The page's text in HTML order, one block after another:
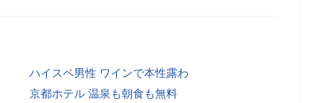
ハイスペ男性 ワインで本性露わ
京都ホテル 温泉も朝食も無料